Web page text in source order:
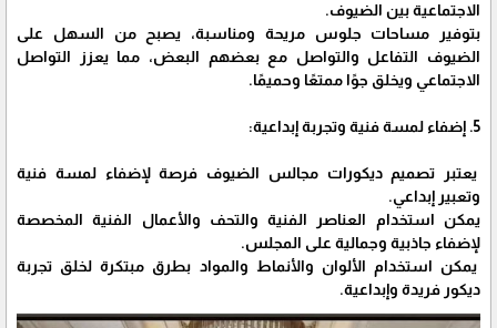
الاجتماعية بين الضيوف.
بتوفير مساحات جلوس مريحة ومناسبة، يصبح من السهل على
الضيوف التفاعل والتواصل مع بعضهم البعض، مما يعزز التواصل
الاجتماعي ويخلق جوًا ممتعًا وحميمًا.
5. إضفاء لمسة فنية وتجربة إبداعية:
يعتبر تصميم ديكورات مجالس الضيوف فرصة لإضفاء لمسة فنية
وتعبير إبداعي.
يمكن استخدام العناصر الفنية والتحف والأعمال الفنية المخصصة
لإضفاء جاذبية وجمالية على المجلس.
يمكن استخدام الألوان والأنماط والمواد بطرق مبتكرة لخلق تجربة
ديكور فريدة وإبداعية.